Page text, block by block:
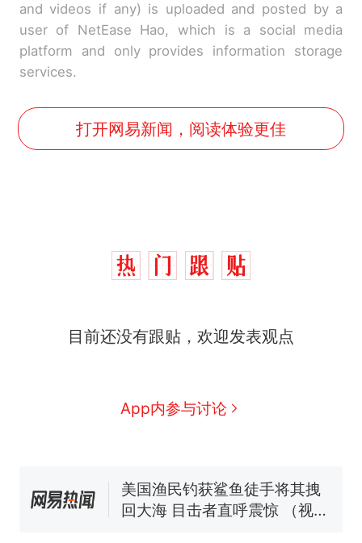
and videos if any) is uploaded and posted by a
user of NetEase Hao, which is a social media
platform and only provides information storage
services.
打开网易新闻，阅读体验更佳
目前还没有跟贴，欢迎发表观点
App内参与讨论
因老师一句“跟我回家”改写了
费大厨“全国小炒肉大王”称
号，仅凭视频评出？中国烹饪
140多朵
美国渔民钓获鲨鱼徒手将其拽
回大海 目击者直呼震惊 （视频